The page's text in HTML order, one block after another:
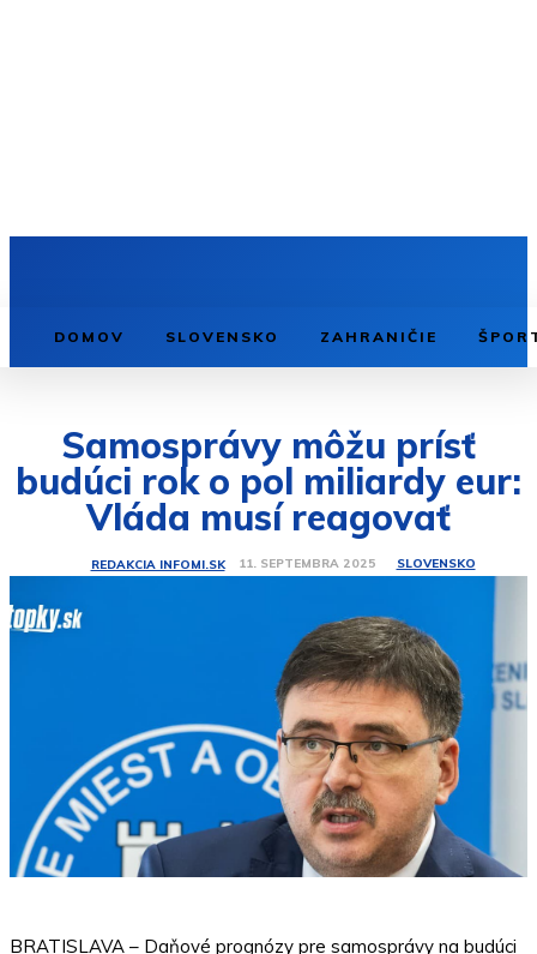
DOMOV SLOVENSKO ZAHRANIČIE
Samosprávy môžu prísť
budúci rok o pol miliardy eur:
Vláda musí reagovať
REDAKCIA INFOMI.SK 11. SEPTEMBRA 2025 SLOVENSKO
BRATISLAVA – Daňové prognózy pre samosprávy na budúci